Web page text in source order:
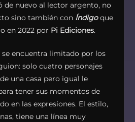
de nuevo al lector argento, no
sino también con Índigoque
en 2022 por Pi Ediciones.
se encuentra limitado por los
solo cuatro personajes
una casa pero igual le
tener sus momentos de
en las expresiones. El estilo,
tiene una línea muy